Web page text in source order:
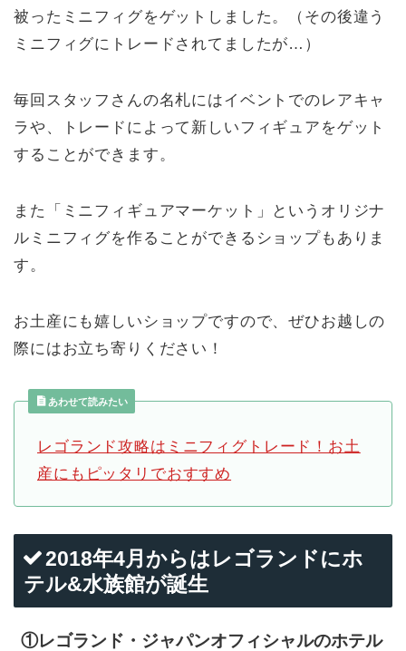
被ったミニフィグをゲットしました。（その後違う
ミニフィグにトレードされてましたが…）
毎回スタッフさんの名札にはイベントでのレアキャ
ラや、トレードによって新しいフィギュアをゲット
することができます。
また「ミニフィギュアマーケット」というオリジナ
ルミニフィグを作ることができるショップもありま
す。
お土産にも嬉しいショップですので、ぜひお越しの
際にはお立ち寄りください！
あわせて読みたい
レゴランド攻略はミニフィグトレード！お土
産にもピッタリでおすすめ
2018年4月からはレゴランドにホ
テル&水族館が誕生
①レゴランド・ジャパンオフィシャルのホテル